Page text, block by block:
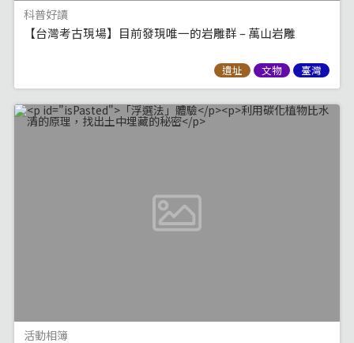
科普好讀
【台灣考古現場】目前發現唯一的岩雕群 – 萬山岩雕
遺址 文物 臺灣
活動相簿